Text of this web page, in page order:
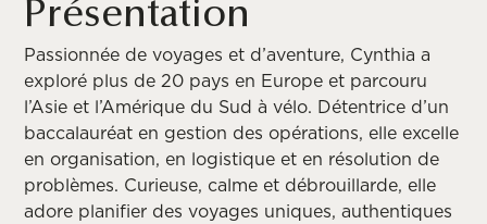
Présentation
Passionnée de voyages et d’aventure, Cynthia a
exploré plus de 20 pays en Europe et parcouru
l’Asie et l’Amérique du Sud à vélo. Détentrice d’un
baccalauréat en gestion des opérations, elle excelle
en organisation, en logistique et en résolution de
problèmes. Curieuse, calme et débrouillarde, elle
adore planifier des voyages uniques, authentiques